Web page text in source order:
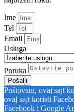
Ime
Tel
Email
Usluga
Poruka
Pošalji
Poštovani, ovaj sajt
ovaj sajt koristi
Facebook i Google